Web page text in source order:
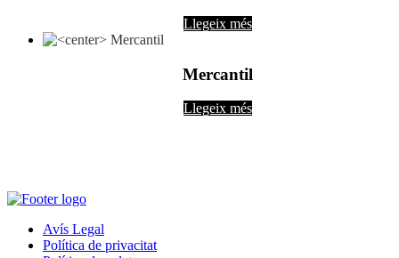
Llegeix més
Mercantil
Llegeix més
Avís Legal
Política de privacitat